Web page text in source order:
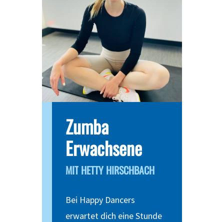
Zumba
Erwachsene
MIT HETTY HIRSCHBACH
Bei Happy Dancers
erwartet dich eine Stunde